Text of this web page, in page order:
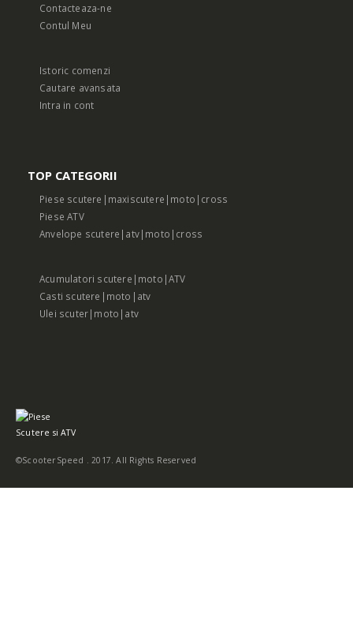
Contacteaza-ne
Contul Meu
Istoric comenzi
Cautare avansata
Intra in cont
TOP CATEGORII
Piese scutere|maxiscutere|moto|cross
Piese ATV
Anvelope scutere|atv|moto|cross
Acumulatori scutere|moto|ATV
Casti scutere|moto|atv
Ulei scuter|moto|atv
©ScooterSpeed . 2017. All Rights Reserved